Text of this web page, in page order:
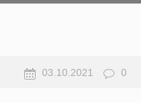
03.10.2021 0